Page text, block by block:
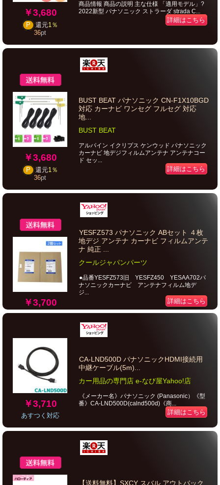
￥3,680
P 還元1％
36pt
商品情報 商品の説明 主な仕様 「適用モデル」?
2022新型 パナソニック ストラーダ strada C...
詳細はこちら
￥3,680
P 還元1％
36pt
BUST BEAT パナソニック CN-F1X10BGD
対応 カーナビ ワンセグ フルセグ 対応
地...
BUST BEAT
アルパイン イクリプス ケンウッド パナソニック
カーナビ 地デジフィルムアンテナ アンテナコー
ド セッ...
詳細はこちら
￥3,700
YESFZ573 パナソニック ABセット ４枚
地デジ アンテナ カーナビ フィルムアンテ
ナ 純正 ...
クールジャパンパーツ
●品番YESFZ573旧 YESFZ450 YESAA702パ
ナソニックカーナビ アンテナフィルム地デ
ジ...
詳細はこちら
￥3,710
あすつく対応
CA-LND500D パナソニックHDMI接続用
中継ケーブル(5m)...
カー用品の専門店 e-なび屋Yahoo!店
《メーカー名》パナソニック (Panasonic）《型
番》CA-LND500D(calnd500d)《商...
詳細はこちら
【送料無料】SXCY スバル アウトバック